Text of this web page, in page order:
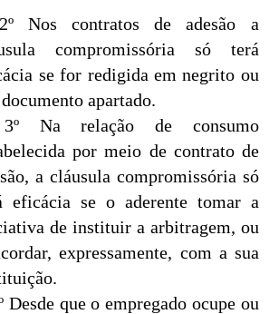
Nos contratos de adesão a
compromissória só terá
se for redigida em negrito ou
apartado.
Na relação de consumo
por meio de contrato de
a cláusula compromissória só
eficácia se o aderente tomar a
de instituir a arbitragem, ou
expressamente, com a sua
Desde que o empregado ocupe ou